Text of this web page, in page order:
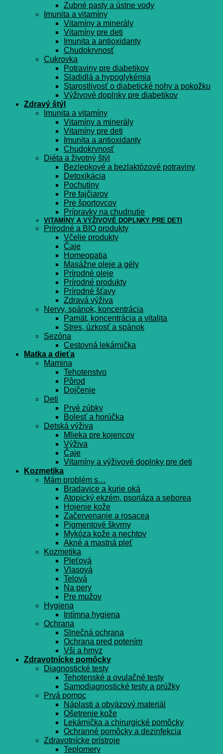
Zubné pasty a ústne vody
Imunita a vitamíny
Vitamíny a minerály
Vitamíny pre deti
Imunita a antioxidanty
Chudokrvnosť
Cukrovka
Potraviny pre diabetikov
Sladidlá a hypoglykémia
Starostlivosť o diabetické nohy a pokožku
Výživové doplnky pre diabetikov
Zdravý štýl
Imunita a vitamíny
Vitamíny a minerály
Vitamíny pre deti
Imunita a antioxidanty
Chudokrvnosť
Diéta a životný štýl
Bezlepkové a bezlaktózové potraviny
Detoxikácia
Pochutiny
Pre fajčiarov
Pre športovcov
Prípravky na chudnutie
VITAMÍNY A VÝŽIVOVÉ DOPLNKY PRE DETI
Prírodné a BIO produkty
Včelie produkty
Čaje
Homeopatia
Masážne oleje a gély
Prírodné oleje
Prírodné produkty
Prírodné šťavy
Zdravá výživa
Nervy, spánok, koncentrácia
Pamät, koncentrácia a vitalita
Stres, úzkosť a spánok
Sezóna
Cestovná lekárnička
Matka a dieťa
Mamina
Tehotenstvo
Pôrod
Dojčenie
Deti
Prvé zúbky
Bolesť a horúčka
Detská výživa
Mlieka pre kojencov
Výživa
Čaje
Vitamíny a výživové doplnky pre deti
Kozmetika
Mám problém s…
Bradavice a kurie oká
Atopický ekzém, psoriáza a seborea
Hojenie kože
Začervenanie a rosacea
Pigmentové škvrny
Mykóza kože a nechtov
Akné a mastná pleť
Kozmetika
Pleťová
Vlasová
Telová
Na pery
Pre mužov
Hygiena
Intímna hygiena
Ochrana
Slnečná ochrana
Ochrana pred potením
Vši a hmyz
Zdravotnícke pomôcky
Diagnostické testy
Tehotenské a ovulačné testy
Samodiagnostické testy a prúžky
Prvá pomoc
Náplasti a obväzový materiál
Ošetrenie kože
Lekárnička a chirurgické pomôcky
Ochranné pomôcky a dezinfekcia
Zdravotnícke prístroje
Teplomery